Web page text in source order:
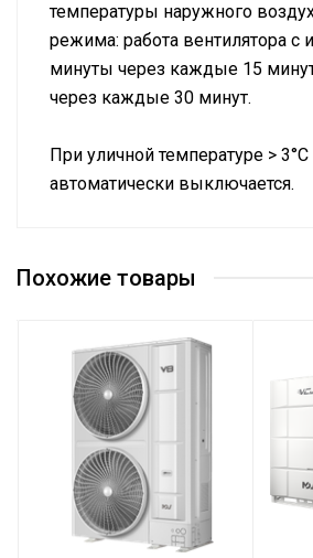
температуры наружного
режима: работа вентилятора с
минуты через каждые 15
через каждые 30 минут.
При уличной температуре >
автоматически выключается.
Тип мотора вентилятора
Холодопроизводительность, кВт
Теплопроизводительность, кВт
Электропитание, В/Гц/Ф
ESP (статическое давление), Па
ESP (статическое давление), Па
Похожие товары